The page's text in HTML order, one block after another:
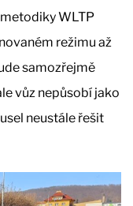
WLTP
režimu až
samozřejmě
vůz nepůsobí jako
neustále řešit